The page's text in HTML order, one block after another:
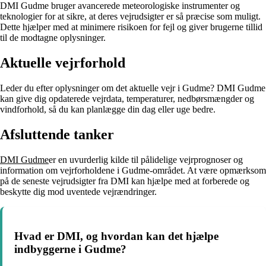
DMI Gudme bruger avancerede meteorologiske instrumenter og
teknologier for at sikre, at deres vejrudsigter er så præcise som muligt.
Dette hjælper med at minimere risikoen for fejl og giver brugerne tillid
til de modtagne oplysninger.
Aktuelle vejrforhold
Leder du efter oplysninger om det aktuelle vejr i Gudme? DMI Gudme
kan give dig opdaterede vejrdata, temperaturer, nedbørsmængder og
vindforhold, så du kan planlægge din dag eller uge bedre.
Afsluttende tanker
DMI Gudmeer en uvurderlig kilde til pålidelige vejrprognoser og
information om vejrforholdene i Gudme-området. At være opmærksom
på de seneste vejrudsigter fra DMI kan hjælpe med at forberede og
beskytte dig mod uventede vejrændringer.
Hvad er DMI, og hvordan kan det hjælpe
indbyggerne i Gudme?